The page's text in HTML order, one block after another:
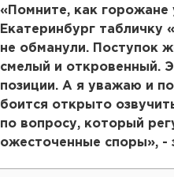
«Помните, как горожане
Екатеринбург табличку
не обманули. Поступок
смелый и откровенный.
позиции. А я уважаю и
боится открыто
по вопросу, который
ожесточенные споры», -